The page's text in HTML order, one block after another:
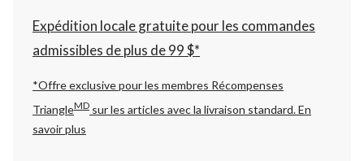
Expédition locale gratuite pour les commandes
admissibles de plus de 99 $*
*Offre exclusive pour les membres Récompenses
TriangleMD sur les articles avec la livraison standard.En
savoir plus